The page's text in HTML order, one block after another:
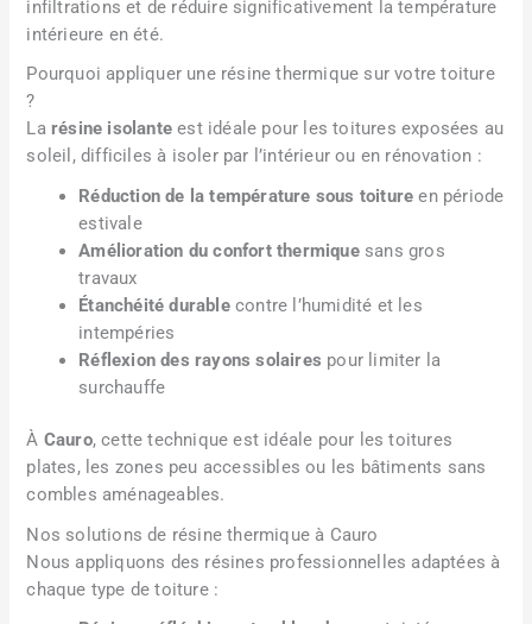
infiltrations et de réduire significativement la température
intérieure en été.
Pourquoi appliquer une résine thermique sur votre toiture
?
Larésine isolante est idéale pour les toitures exposées au
soleil, difficiles à isoler par l’intérieur ou en rénovation :
Réduction de la température sous toiture en période
estivale
Amélioration du confort thermiquesans gros
travaux
Étanchéité durablecontre l’humidité et les
intempéries
Réflexion des rayons solaires pour limiter la
surchauffe
À Cauro, cette technique est idéale pour les toitures
plates, les zones peu accessibles ou les bâtiments sans
combles aménageables.
Nos solutions de résine thermique à Cauro
Nous appliquons des résines professionnelles adaptées à
chaque type de toiture :